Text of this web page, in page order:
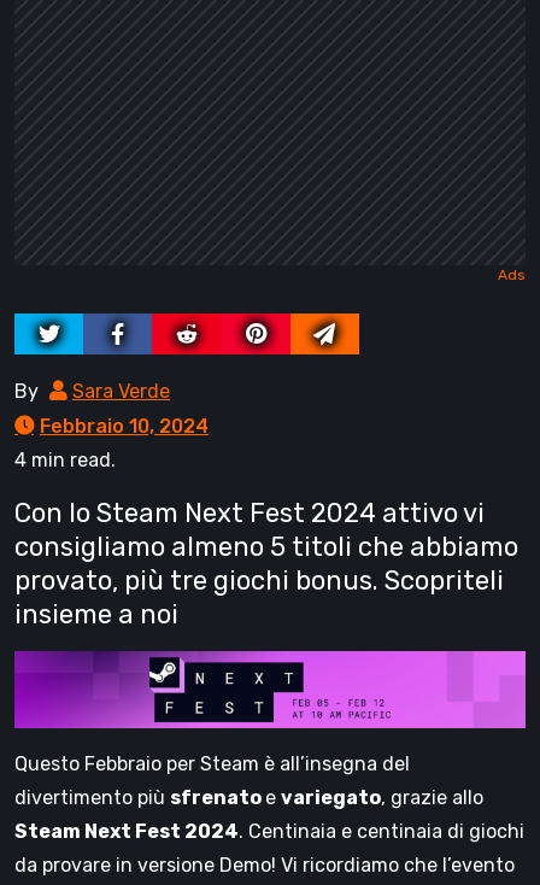
By
Sara Verde
Febbraio 10, 2024
4 min read.
Con lo Steam Next Fest 2024 attivo vi
consigliamo almeno 5 titoli che abbiamo
provato, più tre giochi bonus. Scopriteli
insieme a noi
Questo Febbraio per Steam è all’insegna del
divertimento più sfrenato e variegato, grazie allo
Steam Next Fest 2024. Centinaia e centinaia di giochi
da provare in versione Demo! Vi ricordiamo che l’evento